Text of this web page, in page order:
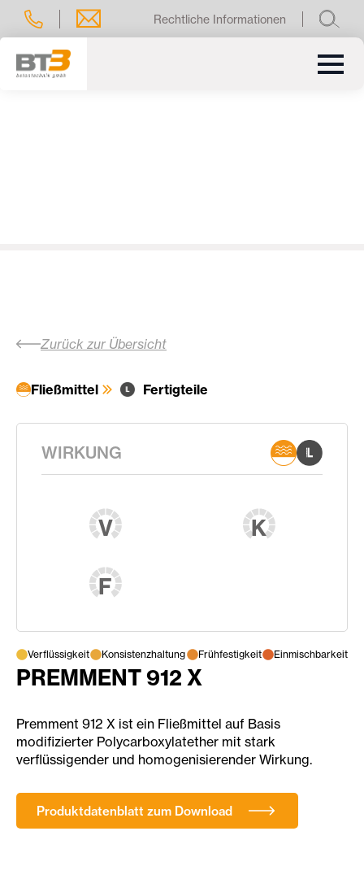
Rechtliche Informationen
Zurück zur Übersicht
Fließmittel Fertigteile
WIRKUNG
V K
F
Verflüssigkeit Konsistenzhaltung Frühfestigkeit Einmischbarkeit
PREMMENT 912 X
Premment 912 X ist ein Fließmittel auf Basis
modifizierter Polycarboxylatether mit stark
verflüssigender und homogenisierender Wirkung.
Produktdatenblatt zum Download